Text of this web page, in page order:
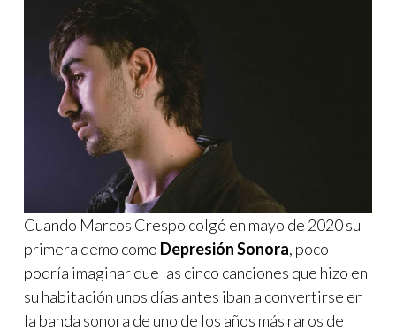
Cuando Marcos Crespo colgó en mayo de 2020 su
primera demo como Depresión Sonora, poco
podría imaginar que las cinco canciones que hizo en
su habitación unos días antes iban a convertirse en
la banda sonora de uno de los años más raros de